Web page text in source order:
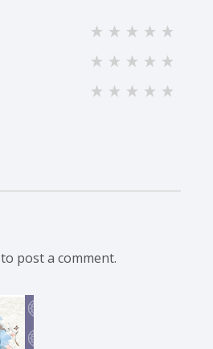
to post a comment.